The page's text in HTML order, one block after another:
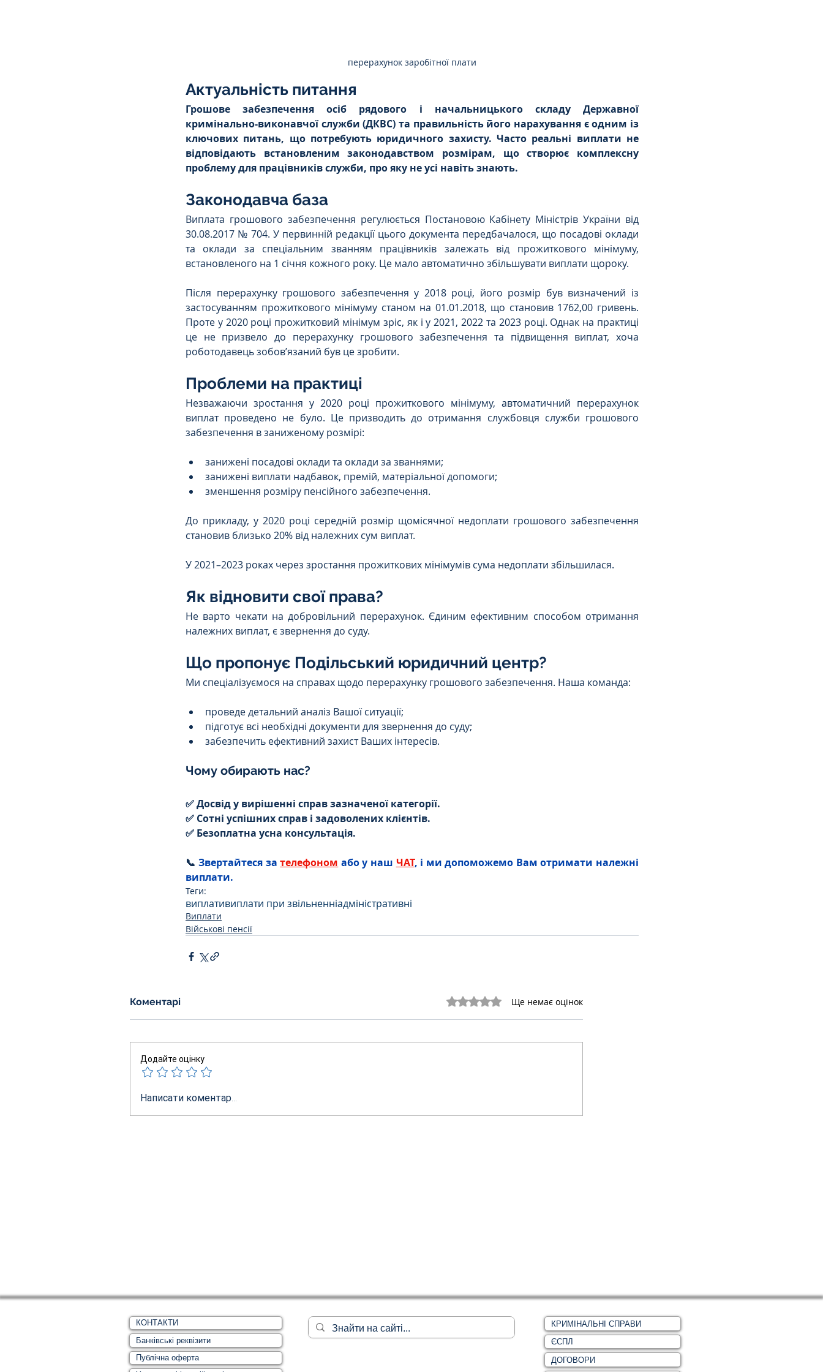
перерахунок заробітної плати
Актуальність питання
Грошове забезпечення осіб рядового і начальницького складу Державної
кримінально-виконавчої служби (ДКВС) та правильність його нарахування є одним із
ключових питань, що потребують юридичного захисту. Часто реальні виплати не
відповідають встановленим законодавством розмірам, що створює комплексну
проблему для працівників служби, про яку не усі навіть знають.
Законодавча база
Виплата грошового забезпечення регулюється Постановою Кабінету Міністрів України від
30.08.2017 № 704. У первинній редакції цього документа передбачалося, що посадові оклади
та оклади за спеціальним званням працівників залежать від прожиткового мінімуму,
встановленого на 1 січня кожного року. Це мало автоматично збільшувати виплати щороку.
Після перерахунку грошового забезпечення у 2018 році, його розмір був визначений із
застосуванням прожиткового мінімуму станом на 01.01.2018, що становив 1762,00 гривень.
Проте у 2020 році прожитковий мінімум зріс, як і у 2021, 2022 та 2023 році. Однак на практиці
це не призвело до перерахунку грошового забезпечення та підвищення виплат, хоча
роботодавець зобовʼязаний був це зробити.
Проблеми на практиці
Незважаючи зростання у 2020 році прожиткового мінімуму, автоматичний перерахунок
виплат проведено не було. Це призводить до отримання службовця служби грошового
забезпечення в заниженому розмірі:
занижені посадові оклади та оклади за званнями;
занижені виплати надбавок, премій, матеріальної допомоги;
зменшення розміру пенсійного забезпечення.
До прикладу, у 2020 році середній розмір щомісячної недоплати грошового забезпечення
становив близько 20% від належних сум виплат.
У 2021–2023 роках через зростання прожиткових мінімумів сума недоплати збільшилася.
Як відновити свої права?
Не варто чекати на добровільний перерахунок. Єдиним ефективним способом отримання
належних виплат, є звернення до суду.
Що пропонує Подільський юридичний центр?
Ми спеціалізуємося на справах щодо перерахунку грошового забезпечення. Наша команда:
проведе детальний аналіз Вашої ситуації;
підготує всі необхідні документи для звернення до суду;
забезпечить ефективний захист Ваших інтересів.
Чому обирають нас?
✅ Досвід у вирішенні справ зазначеної категорії.
✅ Сотні успішних справ і задоволених клієнтів.
✅ Безоплатна усна консультація.
📞 Звертайтеся за телефоном або у наш ЧАТ, і ми допоможемо Вам отримати належні
виплати.
Теги:
виплативиплати при звільненніадміністративні
Виплати
Військові пенсії
Коментарі Оцінка: 0 з 5 зірок.Ще немає оцінок
Додайте оцінку
Написати коментар...
КОНТАКТИ
Банківські реквізити
Публічна оферта
КРИМІНАЛЬНІ СПРАВИ
ЄСПЛ
ДОГОВОРИ